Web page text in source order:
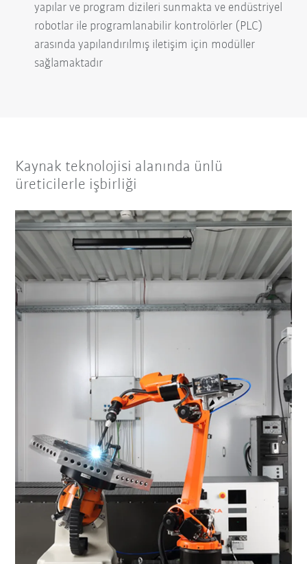
yapılar ve program dizileri sunmakta ve endüstriyel
robotlar ile programlanabilir kontrolörler (PLC)
arasında yapılandırılmış iletişim için modüller
sağlamaktadır
Kaynak teknolojisi alanında ünlü
üreticilerle işbirliği